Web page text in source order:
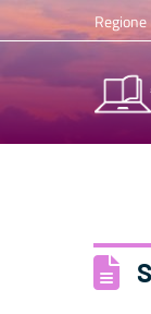
Regione